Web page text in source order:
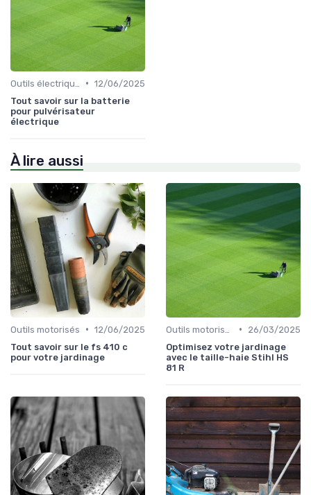
• 12/06/2025
Tout savoir sur la batterie
pour pulvérisateur
électrique
À lire aussi
Outils motorisés • 12/06/2025
Tout savoir sur le fs 410 c
pour votre jardinage
•
26/03/2025
Optimisez votre jardinage
avec le taille-haie Stihl HS
81 R